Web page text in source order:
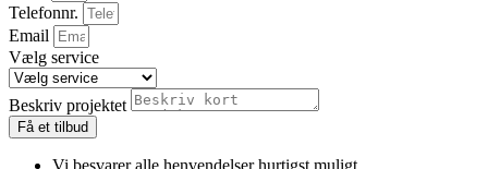
Telefonnr.
Email
Vælg service
Beskriv projektet
Få et tilbud
Vi besvarer alle henvendelser hurtigst muligt